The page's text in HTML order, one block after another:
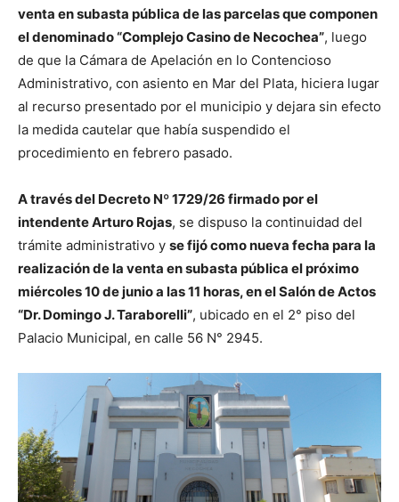
venta en subasta pública de las parcelas que componen
el denominado “Complejo Casino de Necochea”, luego
de que la Cámara de Apelación en lo Contencioso
Administrativo, con asiento en Mar del Plata, hiciera lugar
al recurso presentado por el municipio y dejara sin efecto
la medida cautelar que había suspendido el
procedimiento en febrero pasado.
A través del Decreto Nº 1729/26 firmado por el
intendente Arturo Rojas, se dispuso la continuidad del
trámite administrativo y se fijó como nueva fecha para la
realización de la venta en subasta pública el próximo
miércoles 10 de junio a las 11 horas, en el Salón de Actos
“Dr. Domingo J. Taraborelli”, ubicado en el 2° piso del
Palacio Municipal, en calle 56 N° 2945.